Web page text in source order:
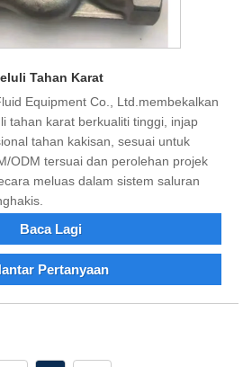
Tahan Karat
Equipment Co., Ltd.membekalkan
tahan karat berkualiti tinggi, injap
tahan kakisan, sesuai untuk
ODM tersuai dan perolehan projek
meluas dalam sistem saluran
Baca Lagi
Pertanyaan